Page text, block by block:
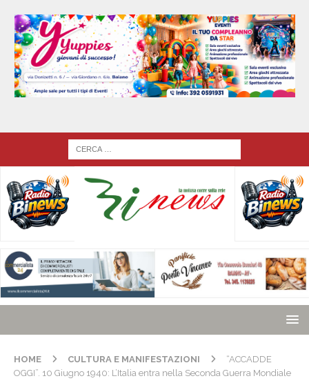
HOME CULTURA E MANIFESTAZIONI
“ACCADDE
OGGI”. 10 Giugno 1940: L’Italia entra nella Seconda Guerra Mondiale